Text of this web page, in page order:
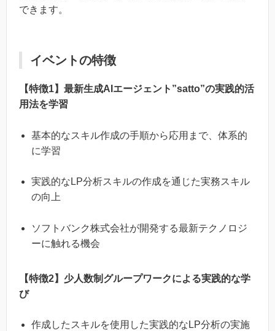
できます。
イベントの特徴
【特徴1】最新生成AIエージェント”satto”の実践的活
用法を学習
基本的なスキル作成の手順から応用まで、体系的
に学習
実践的なLP分析スキルの作成を通じた実務スキル
の向上
ソフトバンク株式会社が開発する最新テクノロジ
ーに触れる機会
【特徴2】少人数制グループワークによる実践的な学
び
作成したスキルを使用した実践的なLP分析の実施